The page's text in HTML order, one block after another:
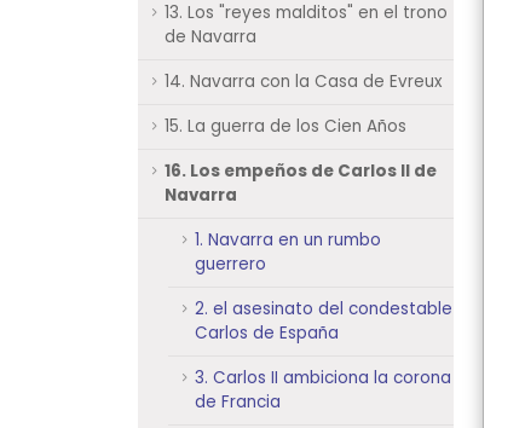
13. Los "reyes malditos" en el trono
de Navarra
14. Navarra con la Casa de Evreux
15. La guerra de los Cien Años
16. Los empeños de Carlos II de
Navarra
1. Navarra en un rumbo
guerrero
2. el asesinato del condestable
Carlos de España
3. Carlos II ambiciona la corona
de Francia